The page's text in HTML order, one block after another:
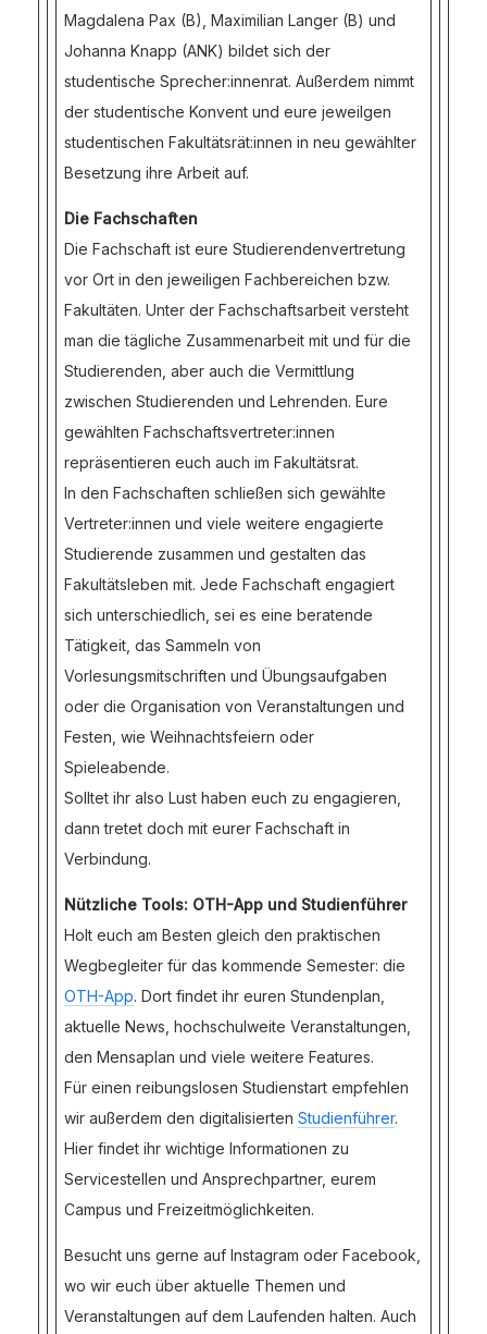
Magdalena Pax (B), Maximilian Langer (B) und
Johanna Knapp (ANK) bildet sich der
studentische Sprecher:innenrat. Außerdem nimmt
der studentische Konvent und eure jeweilgen
studentischen Fakultätsrät:innen in neu gewählter
Besetzung ihre Arbeit auf.
Die Fachschaften
Die Fachschaft ist eure Studierendenvertretung
vor Ort in den jeweiligen Fachbereichen bzw.
Fakultäten. Unter der Fachschaftsarbeit versteht
man die tägliche Zusammenarbeit mit und für die
Studierenden, aber auch die Vermittlung
zwischen Studierenden und Lehrenden. Eure
gewählten Fachschaftsvertreter:innen
repräsentieren euch auch im Fakultätsrat.
In den Fachschaften schließen sich gewählte
Vertreter:innen und viele weitere engagierte
Studierende zusammen und gestalten das
Fakultätsleben mit. Jede Fachschaft engagiert
sich unterschiedlich, sei es eine beratende
Tätigkeit, das Sammeln von
Vorlesungsmitschriften und Übungsaufgaben
oder die Organisation von Veranstaltungen und
Festen, wie Weihnachtsfeiern oder
Spieleabende.
Solltet ihr also Lust haben euch zu engagieren,
dann tretet doch mit eurer Fachschaft in
Verbindung.
Nützliche Tools: OTH-App und Studienführer
Holt euch am Besten gleich den praktischen
Wegbegleiter für das kommende Semester: die
OTH-App. Dort findet ihr euren Stundenplan,
aktuelle News, hochschulweite Veranstaltungen,
den Mensaplan und viele weitere Features.
Für einen reibungslosen Studienstart empfehlen
wir außerdem den digitalisierten Studienführer.
Hier findet ihr wichtige Informationen zu
Servicestellen und Ansprechpartner, eurem
Campus und Freizeitmöglichkeiten.
Besucht uns gerne auf Instagram oder Facebook,
wo wir euch über aktuelle Themen und
Veranstaltungen auf dem Laufenden halten. Auch